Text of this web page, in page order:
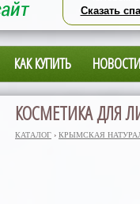
Сказать
КАК КУПИТЬ НОВОСТИ
КОСМЕТИКА ДЛЯ
КАТАЛОГ › КРЫМСКАЯ